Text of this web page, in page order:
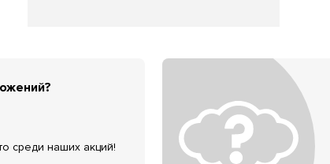
среди наших акций!